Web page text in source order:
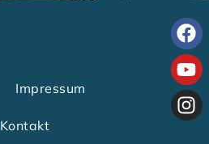
Impressum
Kontakt